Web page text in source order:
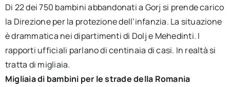
Di 22 dei 750 bambini abbandonati a Gorj si prende carico
la Direzione per la protezione dell’infanzia. La situazione
è drammatica nei dipartimenti di Dolj e Mehedinti. I
rapporti ufficiali parlano di centinaia di casi. In realtà si
tratta di migliaia.
Migliaia di bambini per le strade della Romania